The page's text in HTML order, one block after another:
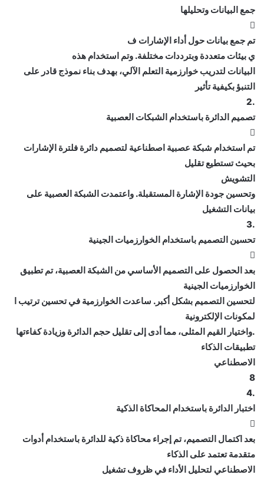
جمع البيانات وتحليلها

تم جمع بيانات حول أداء الإشارات ف
ي بيئات متعددة وبترددات مختلفة. وتم استخدام هذه
البيانات لتدريب خوارزمية التعلم الآلي، بهدف بناء نموذج قادر على
التنبؤ بكيفية تأثير
.2
تصميم الدائرة باستخدام الشبكات العصبية

تم استخدام شبكة عصبية اصطناعية لتصميم دائرة فلترة الإشارات
بحيث تستطيع تقليل
التشويش
وتحسين جودة الإشارة المستقبلة. واعتمدت الشبكة العصبية على
بيانات التشغيل
.3
تحسين التصميم باستخدام الخوارزميات الجينية

بعد الحصول على التصميم الأساسي من الشبكة العصبية، تم تطبيق
الخوارزميات الجينية
لتحسين التصميم بشكل أكبر. ساعدت الخوارزمية في تحسين ترتيب ا
لمكونات الإلكترونية
.واختيار القيم المثلى، مما أدى إلى تقليل حجم الدائرة وزيادة كفاءتها
تطبيقات الذكاء
الاصطناعي
8
.4
اختبار الدائرة باستخدام المحاكاة الذكية

بعد اكتمال التصميم، تم إجراء محاكاة ذكية للدائرة باستخدام أدوات
متقدمة تعتمد على الذكاء
الاصطناعي لتحليل الأداء في ظروف تشغيل